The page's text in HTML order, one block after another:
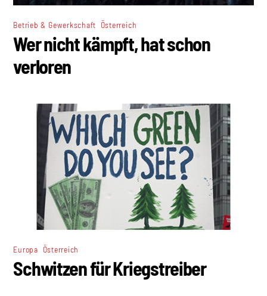
Betrieb & Gewerkschaft Österreich
Wer nicht kämpft, hat schon
verloren
Europa Österreich
Schwitzen für Kriegstreiber